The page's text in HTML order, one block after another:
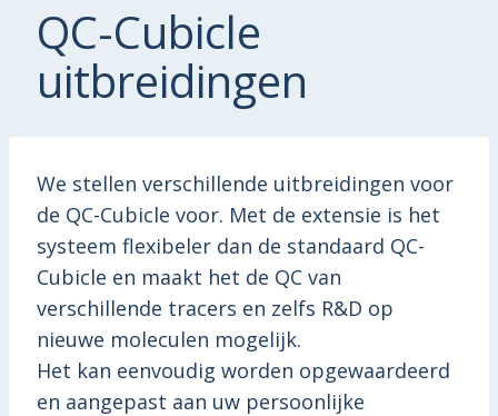
QC-Cubicle
uitbreidingen
We stellen verschillende uitbreidingen voor
de QC-Cubicle voor. Met de extensie is het
systeem flexibeler dan de standaard QC-
Cubicle en maakt het de QC van
verschillende tracers en zelfs R&D op
nieuwe moleculen mogelijk.
Het kan eenvoudig worden opgewaardeerd
en aangepast aan uw persoonlijke